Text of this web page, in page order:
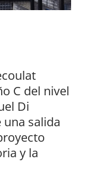
C del nivel
Di
salida
y la